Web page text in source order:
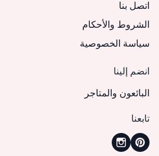
اتصل بنا
الشروط والأحكام
سياسة الخصوصية
انضم إلينا
البائعون والمتاجر
تابعنا